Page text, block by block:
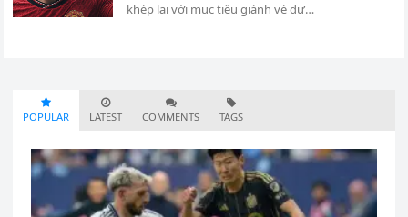
khép lại với mục tiêu giành vé dự…
POPULAR LATEST COMMENTS TAGS